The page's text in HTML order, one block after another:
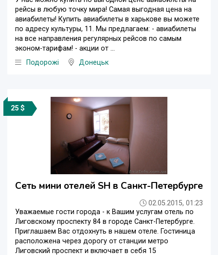
рейсы в любую точку мира! Самая выгодная цена на
авиабилеты! Купить авиабилеты в харькове вы можете
по адресу культуры, 11. Мы предлагаем: - авиабилеты
на все направления регулярных рейсов по самым
эконом-тарифам! - акции от ...
Подорожі
Донецьк
25 $
Сеть мини отелей SH в Санкт-Петербурге
02.05.2015, 01:23
Уважаемые гости города - к Вашим услугам отель по
Лиговскому проспекту 84 в городе Санкт-Петербурге.
Приглашаем Вас отдохнуть в нашем отеле. Гостиница
расположена через дорогу от станции метро
Лиговский проспект и включает в себя 15